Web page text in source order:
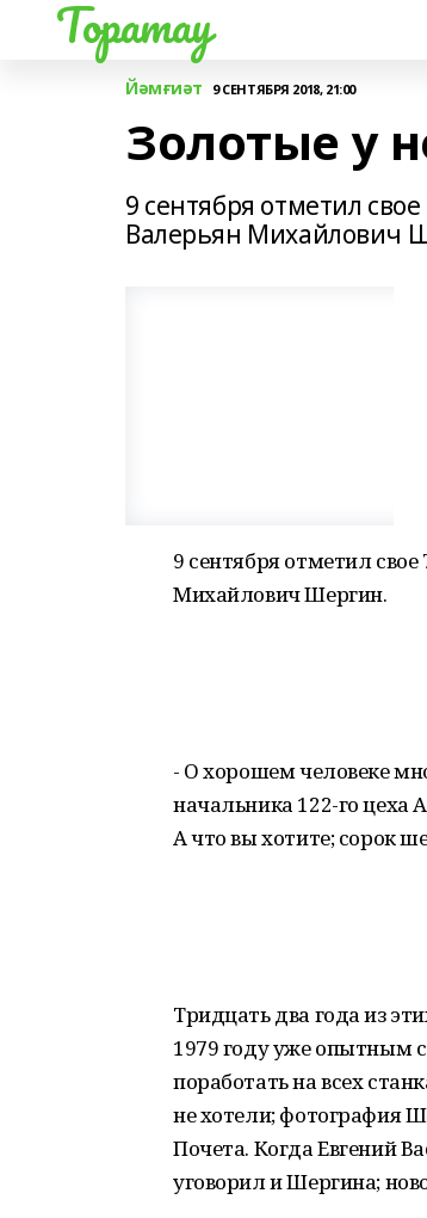
Торатау
Йәмғиәт 9 СЕНТЯБРЯ 2018, 21:00
Золотые у
9 сентября отметил
Валерьян Михайлович
9 сентября отметил
Михайлович Шергин.
- О хорошем человеке
начальника 122-го цеха
А что вы хотите; сорок
Тридцать два года из
1979 году уже опытным
поработать на всех
не хотели; фотография
Почета. Когда Евгений
уговорил и Шергина;